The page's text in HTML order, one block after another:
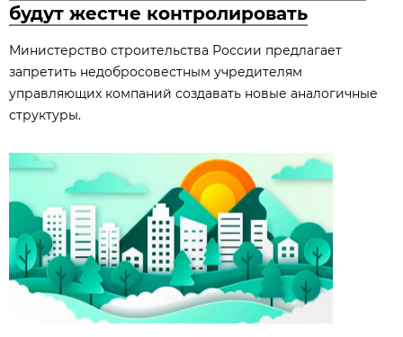
будут жестче контролировать
Министерство строительства России предлагает
запретить недобросовестным учредителям
управляющих компаний создавать новые аналогичные
структуры.